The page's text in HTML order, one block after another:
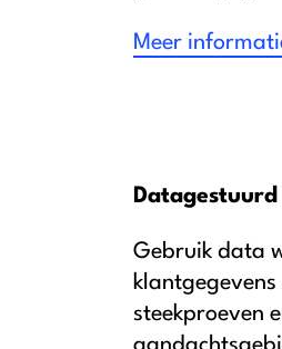
Meer
Gebruik data
steekproeven